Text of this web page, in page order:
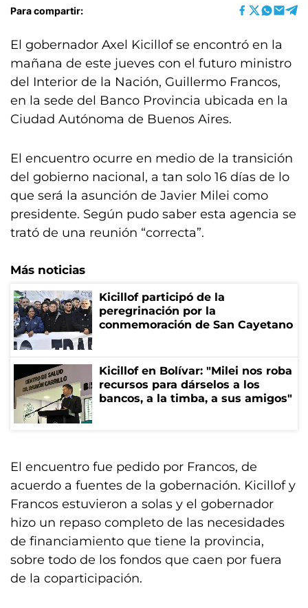
Para compartir:
El gobernador Axel Kicillof se encontró en la
mañana de este jueves con el futuro ministro
del Interior de la Nación, Guillermo Francos,
en la sede del Banco Provincia ubicada en la
Ciudad Autónoma de Buenos Aires.
El encuentro ocurre en medio de la transición
del gobierno nacional, a tan solo 16 días de lo
que será la asunción de Javier Milei como
presidente. Según pudo saber esta agencia se
trató de una reunión “correcta”.
Más noticias
Kicillof participó de la
peregrinación por la
conmemoración de San Cayetano
Kicillof en Bolívar: "Milei nos roba
recursos para dárselos a los
bancos, a la timba, a sus amigos"
El encuentro fue pedido por Francos, de
acuerdo a fuentes de la gobernación. Kicillof y
Francos estuvieron a solas y el gobernador
hizo un repaso completo de las necesidades
de financiamiento que tiene la provincia,
sobre todo de los fondos que caen por fuera
de la coparticipación.